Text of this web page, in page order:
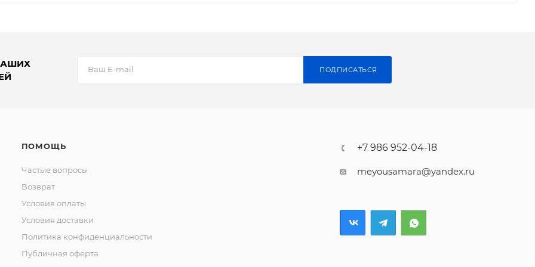
ПОДПИСАТЬСЯ
ПОМОЩЬ
Частые вопросы
Возврат
Условия оплаты
Условия доставки
Политика конфиденциальности
Публичная оферта
+7 986 952-04-18
meyousamara@yandex.ru